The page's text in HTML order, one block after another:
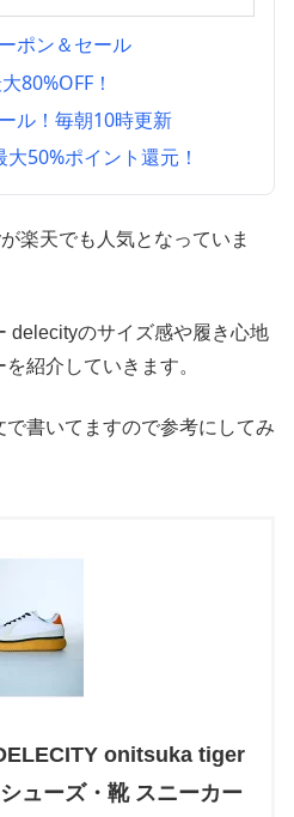
ポン＆セール
80%OFF！
ル！毎朝10時更新
50%ポイント還元！
楽天でも人気となっていま
delecityのサイズ感や履き心地
紹介していきます。
書いてますので参考にしてみ
onitsuka tiger
ューズ・靴 スニーカー